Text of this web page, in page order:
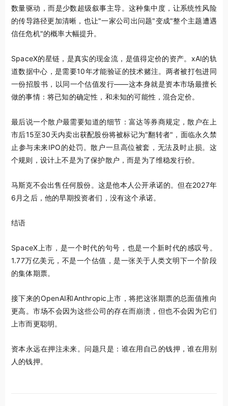
数量驱动，而是少数超级叙事主导。这种集中度，让系统性风险
的传导路径更加清晰，也让"一家公司出问题"变成"整个主题遭遇
信任危机"的概率大幅提升。
SpaceX的星链，是真实的现金流，是值得定价的资产。xAI的轨
道数据中心，是需要10年才能验证的技术赌注。两者被打包进同
一份招股书，以同一个估值发行——这本身就是资本市场最擅长
做的事情：将已知的确定性，和未知的可能性，混合定价。
最后说一个散户最需要知道的细节：富达等券商规定，散户在上
市后15至30天内卖出获配股份将被标记为"翻转者"，面临永久禁
止参与未来IPO的处罚。散户一旦高位被套，无法及时止损。这
个规则，设计上不是为了保护散户，而是为了维稳发行价。
马斯克不会出售任何股份。这是他本人公开承诺的。但在2027年
6月之后，他的早期投资者们，没有这个承诺。
结语
SpaceX上市，是一个时代的句号，也是一个新时代的感叹号。
1.77万亿美元，不是一个估值，是一张关于人类文明下一个阶段
的集体期票。
接下来的OpenAI和Anthropic上市，将把这张期票的总面值推向
更高。市场不会因为这些公司的存在而崩溃，但也不会因为它们
上市而更聪明。
资本永远在押注未来。问题只是：谁在用自己的钱押，谁在用别
人的钱押。